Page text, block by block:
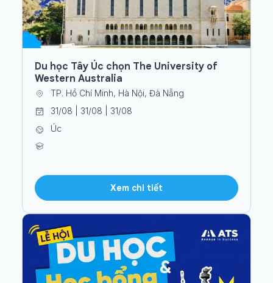
Du học Tây Úc chọn The University of
Western Australia
TP. Hồ Chí Minh, Hà Nội, Đà Nẵng
31/08 | 31/08 | 31/08
Úc
Xem chi tiết